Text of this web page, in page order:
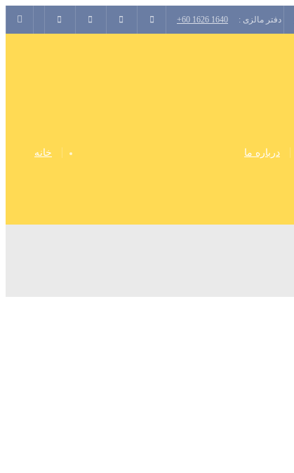
دفتر مالزی : +60 1626 1640
درباره ما خانه